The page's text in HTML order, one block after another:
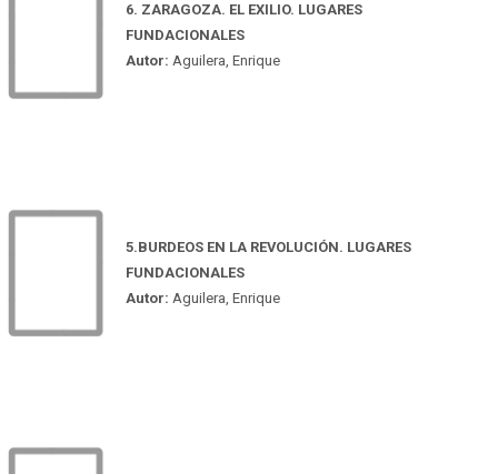
6. ZARAGOZA. EL EXILIO. LUGARES
FUNDACIONALES
Autor: Aguilera, Enrique
5.BURDEOS EN LA REVOLUCIÓN. LUGARES
FUNDACIONALES
Autor: Aguilera, Enrique